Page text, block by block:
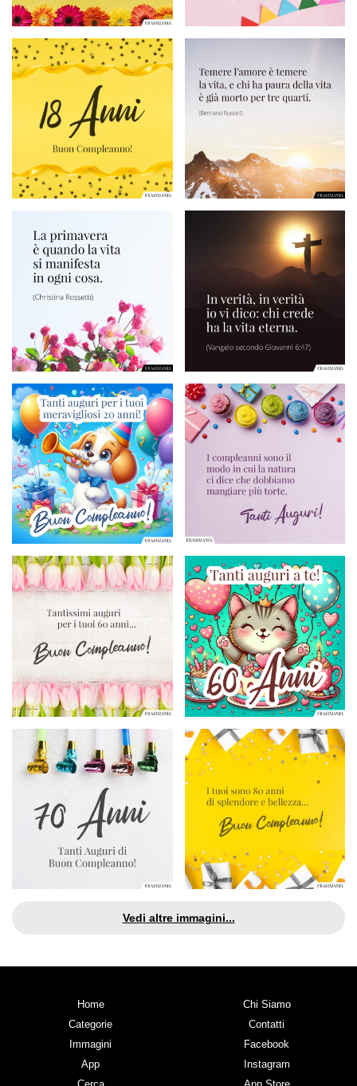
Vedi altre immagini...
Home
Categorie
Immagini
App
Chi Siamo
Contatti
Facebook
Instagram